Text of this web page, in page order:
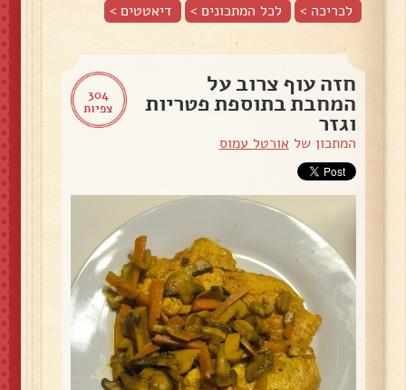
לכריכה > לכל המתכונים > דיאטטים>
304
צפיות
חזה עוף צרוב על
המחבת בתוספת פטריות
וגזר
המתכון של אורטל עמוס